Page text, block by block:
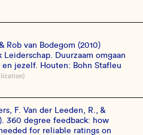
Rob van Bodegom (2010)
Duurzaam omgaan
jezelf. Houten: Bohn Stafleu
F. Van der Leeden, R., &
360 degree feedback: how
for reliable ratings on